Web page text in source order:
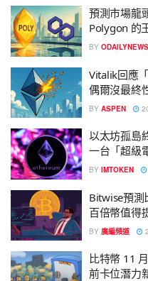
預測市場龍
Polygon 的
BY ODAILYNEWS
Vitalik回應
偶爾沒最終
BY ASPEN
以太坊孤島
一台「超級
BY IMTOKEN
Bitwise預測
百倍幣值得
BY 廣編頻道
比特幣 11
前卡位潛力